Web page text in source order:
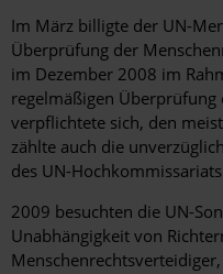
Im März billigte der UN-
Überprüfung der
im Dezember 2008 im
regelmäßigen
verpflichtete sich, den
zählte auch die
des UN-
2009 besuchten die UN-
Unabhängigkeit von